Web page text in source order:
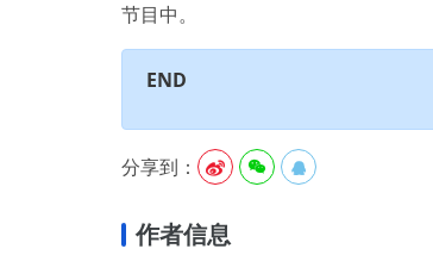
节目中。
END
分享到：   
作者信息